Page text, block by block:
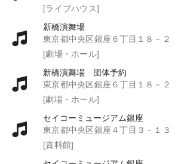
[ライブハウス]
新橋演舞場
東京都中央区銀座６丁目１８－２
[劇場・ホール]
新橋演舞場 団体予約
東京都中央区銀座６丁目１８－２
[劇場・ホール]
セイコーミュージアム銀座
東京都中央区銀座４丁目３－１３
[資料館]